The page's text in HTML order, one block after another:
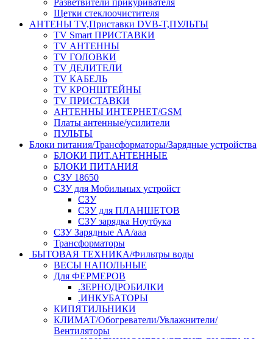
Разветвители прикуривателя
Щетки стеклоочистителя
АНТЕНЫ ТV,Приставки DVB-T,ПУЛЬТЫ
TV Smart ПРИСТАВКИ
TV АНТЕННЫ
TV ГОЛОВКИ
TV ДЕЛИТЕЛИ
TV КАБЕЛЬ
TV КРОНШТЕЙНЫ
TV ПРИСТАВКИ
АНТЕННЫ ИНТЕРНЕТ/GSM
Платы антенные/усилители
ПУЛЬТЫ
Блоки питания/Трансформаторы/Зарядные устройства
БЛОКИ ПИТ.АНТЕННЫЕ
БЛОКИ ПИТАНИЯ
СЗУ 18650
СЗУ для Мобильных устройст
СЗУ
СЗУ для ПЛАНШЕТОВ
СЗУ зарядка Ноутбука
СЗУ Зарядные АА/ааа
Трансформаторы
БЫТОВАЯ ТЕХНИКА/Фильтры воды
ВЕСЫ НАПОЛЬНЫЕ
Для ФЕРМЕРОВ
.ЗЕРНОДРОБИЛКИ
.ИНКУБАТОРЫ
КИПЯТИЛЬНИКИ
КЛИМАТ/Обогреватели/Увлажнители/
Вентиляторы